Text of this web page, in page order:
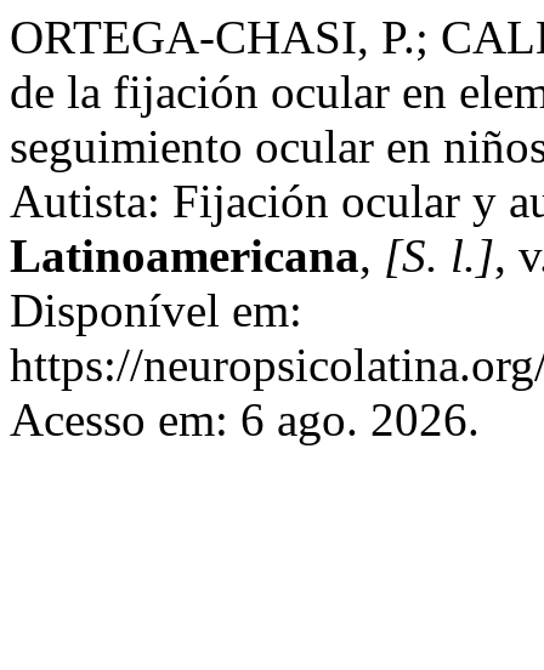
ORTEGA-CHASI, P.;
de la fijación ocular en
seguimiento ocular en
Autista: Fijación ocular y
Latinoamericana, [S. l.],
Disponível em:
https://
Acesso em: 6 ago. 2026.